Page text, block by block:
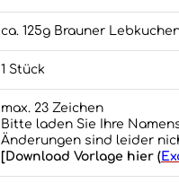
ca. 125g Brauner
1 Stück
max. 23 Zeichen
Bitte laden Sie Ihre
Änderungen sind leider
[Download Vorlage hier (